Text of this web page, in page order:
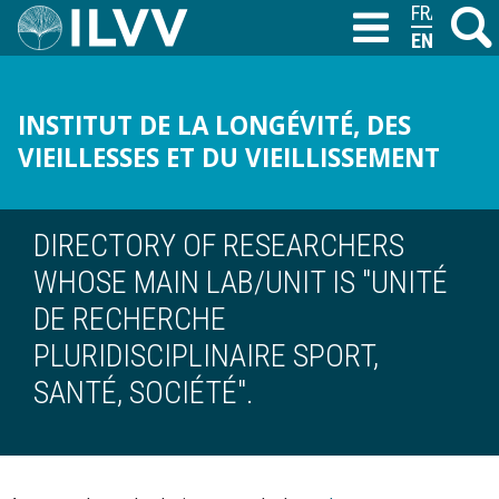
Skip
Search
M
INSTITUT DE LA LONGÉVITÉ, DES
VIEILLESSES ET DU VIEILLISSEMENT
T
DIRECTORY OF RESEARCHERS
WHOSE MAIN LAB/UNIT IS "UNITÉ
DE RECHERCHE
PLURIDISCIPLINAIRE SPORT,
SANTÉ, SOCIÉTÉ".
FRANÇAIS
ENGLISH